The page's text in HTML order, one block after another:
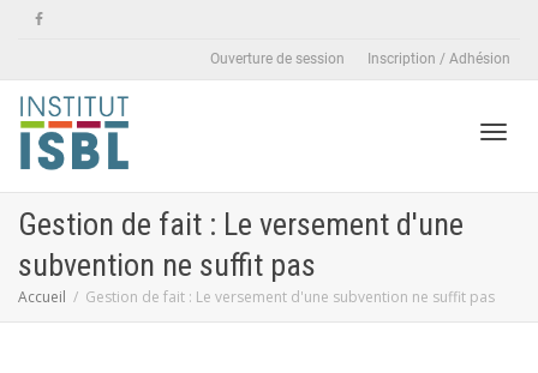
Ouverture de session Inscription / Adhésion
Gestion de fait : Le versement d'une
subvention ne suffit pas
Accueil Gestion de fait : Le versement d'une subvention ne suffit pas